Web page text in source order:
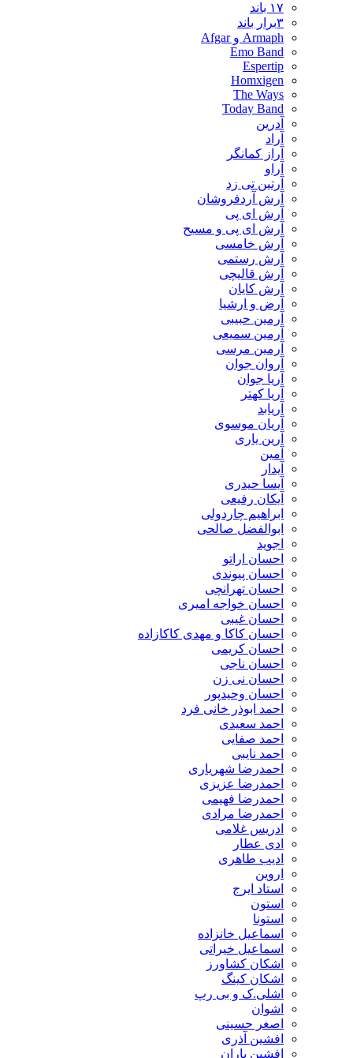
۱۷ باند
۳برار باند
Armaph و Afgar
Emo Band
Espertip
Homxigen
The Ways
Today Band
آدرین
آراد
آراز کمانگر
آراو
آرتین تی زد
آرش آردفروشان
آرش ای پی
آرش ای پی و مسیح
آرش خامسی
آرش رستمی
آرش قالیچی
آرش کایان
​آرض و ارشیا
آرمین حبیبی
آرمین سمیعی
آرمین مرسی
آروان جوان
آریا جوان
آریا کهتر
آریابد
آریان موسوی
آرین یاری
آمین
آیدار
آیسا حیدری
آیکان رفیعی
ابراهیم چاردولی
ابوالفضل صالحی
اجوید
احسان اراتو
احسان پیوندی
احسان تهرانچی
احسان خواجه امیری
احسان غیبی
احسان کاکا و مهدی کاکازاده
احسان کریمی
احسان ناجی
احسان نی زن
احسان وحیدپور
احمد ابوذر خانی فرد
احمد سعیدی
احمد صفایی
احمد نایبی
احمدرضا شهریاری
احمدرضا عزیزی
احمدرضا فهیمی
احمدرضا مرادی
ادریس غلامی
ادی عطار
ادیب طاهری
اروین
استاد ایرج
استون
استونا
اسماعیل خانزاده
اسماعیل خیراتی
اشکان کشاورز
اشکان کینگ
اشلی.ک و بی رپ
اشوان
اصغر حسینی
افشین آذری
افشین باران